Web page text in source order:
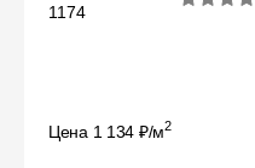
1174
Цена 1 134 ₽/м2